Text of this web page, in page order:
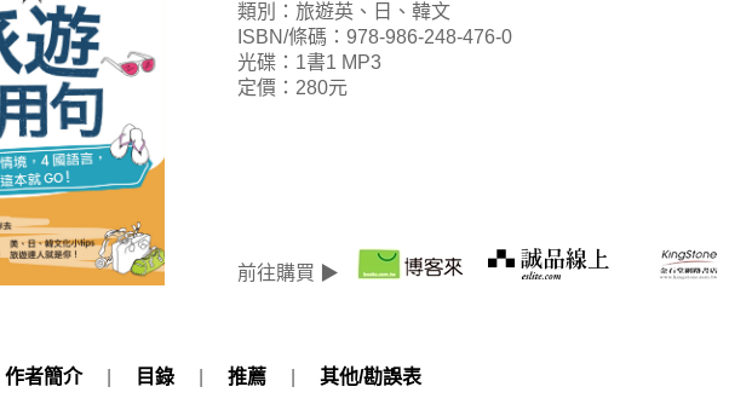
類別：旅遊英、日、韓文
ISBN/條碼：978-986-248-476-0
光碟：1書1 MP3
定價：280元
前往購買 ▶
作者簡介 目錄 推薦 其他/勘誤表